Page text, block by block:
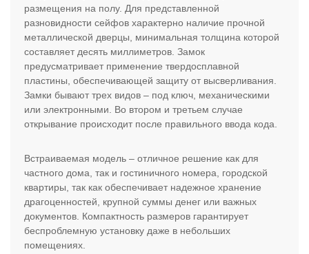
размещения на полу. Для представленной
разновидности сейфов характерно наличие прочной
металлической дверцы, минимальная толщина которой
составляет десять миллиметров. Замок
предусматривает применение твердосплавной
пластины, обеспечивающей защиту от высверливания.
Замки бывают трех видов – под ключ, механическими
или электронными. Во втором и третьем случае
открывание происходит после правильного ввода кода.
Встраиваемая модель – отличное решение как для
частного дома, так и гостиничного номера, городской
квартиры, так как обеспечивает надежное хранение
драгоценностей, крупной суммы денег или важных
документов. Компактность размеров гарантирует
беспроблемную установку даже в небольших
помещениях.